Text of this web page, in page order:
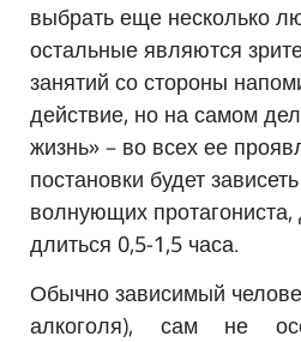
выбрать еще несколько
остальные являются
занятий со стороны
действие, но на самом
жизнь» – во всех ее
постановки будет
волнующих
длиться 0,5-1,5 часа.
Обычно зависимый
алкоголя), сам не